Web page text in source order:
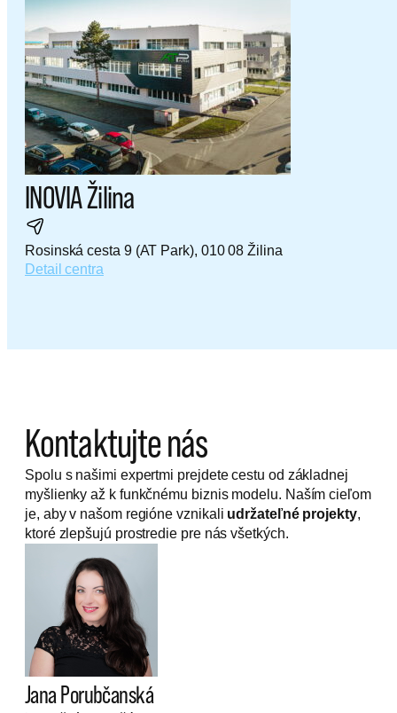
INOVIA Žilina
Rosinská cesta 9 (AT Park), 010 08 Žilina
Detail centra
Kontaktujte nás
Spolu s našimi expertmi prejdete cestu od základnej
myšlienky až k funkčnému biznis modelu. Naším cieľom
je, aby v našom regióne vznikali udržateľné projekty,
ktoré zlepšujú prostredie pre nás všetkých.
Jana Porubčanská